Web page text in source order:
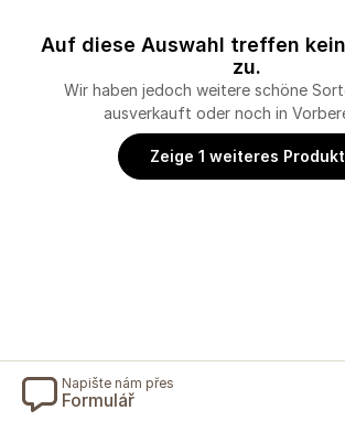
Auf diese Auswahl treffen
zu.
Wir haben jedoch weitere schöne
ausverkauft oder noch in
Zeige 1 weiteres Produkt
Napište nám přes
Formulář